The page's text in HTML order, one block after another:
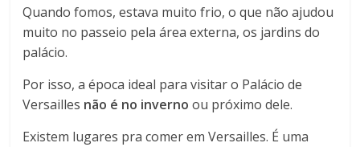
Quando fomos, estava muito frio, o que não ajudou
muito no passeio pela área externa, os jardins do
palácio.
Por isso, a época ideal para visitar o Palácio de
Versailles não é no inverno ou próximo dele.
Existem lugares pra comer em Versailles. É uma